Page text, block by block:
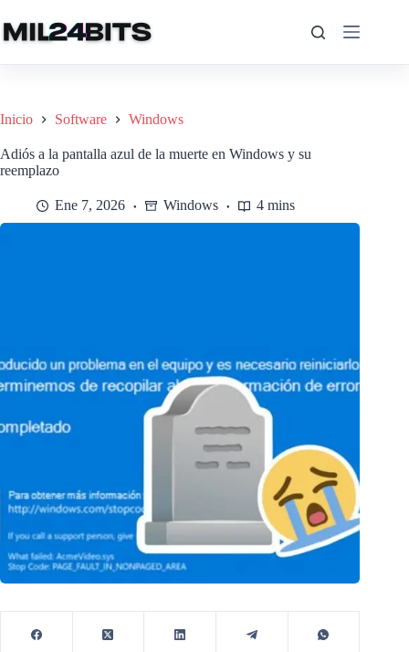
al
contenido
Inicio Software Windows
Adiós a la pantalla azul de la muerte en Windows y su
reemplazo
Ene 7, 2026 Windows 4 mins